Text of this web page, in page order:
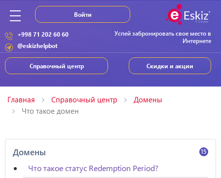
Успей забронировать свое место в
Интернете
+998 71 202 60 60
@eskizhelpbot
Скидки и акции
Справочный центр
Войти
Главная Справочный центр
Домены
Что такое домен
Домены 15
Что такое статус Redemption Period?